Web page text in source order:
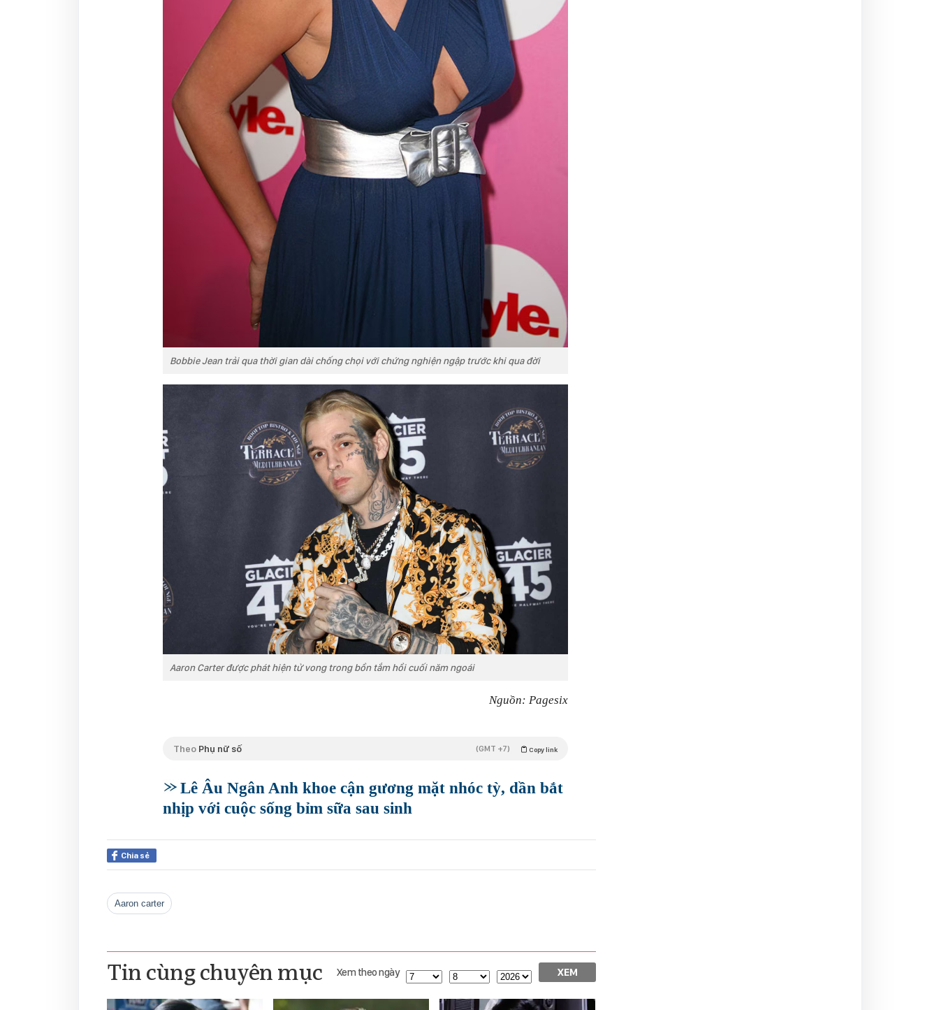
Bobbie Jean trải qua thời gian dài chống chọi với chứng nghiện ngập trước khi qua đời
Aaron Carter được phát hiện tử vong trong bồn tắm hồi cuối năm ngoái
Nguồn: Pagesix
Theo Phụ nữ số Copy link
(GMT +7)
Lê Âu Ngân Anh khoe cận gương mặt nhóc tỳ, dần bắt
nhịp với cuộc sống bỉm sữa sau sinh
Chia sẻ
aaron carter
Tin cùng chuyên mục Xem theo ngày XEM